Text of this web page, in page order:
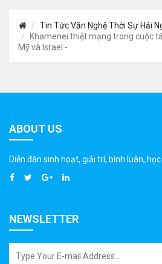
Tin Tức Văn Nghệ Thời Sự Hải
Khamenei thiệt mạng trong cuộc
Mỹ và Israel -
ABOUT US
Diễn đàn sinh hoạt, giải trí, bình luân, học
NEWSLETTER